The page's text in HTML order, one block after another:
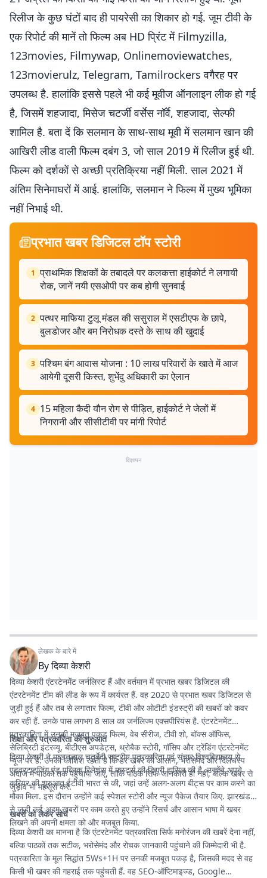
रिलीज के कुछ घंटों बाद ही पायरेसी का शिकार हो गई. जूम टीवी के
एक रिपोर्ट की मानें तो फिल्म अब HD प्रिंट में Filmyzilla,
123movies, Filmywap, Onlinemoviewatches,
123movierulz, Telegram, Tamilrockers वगैरह पर
उपलब्ध है. हालांकि इससे पहले भी कई मूवीज ऑनलाइन लीक हो गई
है, जिसमें शहजादा, मिसेज चटर्जी वर्सेस नॉर्वे, शहजादा, सेल्फी
शामिल है. बता दें कि सलमान के साथ-साथ मूवी में सलमान खान की
आखिरी लीड वाली फिल्म दबंग 3, जो साल 2019 में रिलीज हुई थी.
फिल्म को दर्शकों से अच्छी प्रतिक्रिया नहीं मिली. साल 2021 में
अंतिम सिनेमाघरों में आई. हालांकि, सलमान ने फिल्म में मुख्य भूमिका
नहीं निभाई थी.
प्रभात खबर डिजिटल टॉप स्टोरी
1 प्राथमिक शिक्षकों के तबादले पर कलकत्ता हाईकोर्ट ने लगायी
रोक, जानें नयी एसओपी पर कब होगी सुनवाई
2 पत्थर माफिया टुलू मंडल की ससुराल में एसटीएफ के छापे,
बुलडोजर और बम निरोधक दस्ते के साथ की खुदाई
3 पश्चिम बंग आवास योजना : 10 लाख परिवारों के खाते में आज
आयेगी दूसरी किस्त, शुभेंदु अधिकारी का ऐलान
4 15 महिला कैदी यौन रोग से पीड़ित, हाईकोर्ट ने जेलों में
निगरानी और सीसीटीवी पर मांगी रिपोर्ट
विज्ञापन
लेखक के बारे में
Byदिव्या केशरी
दिव्या केशरी एंटरटेनमेंट जर्नलिस्ट हैं और वर्तमान में प्रभात खबर डिजिटल की
एंटरटेनमेंट टीम की लीड के रूप में कार्यरत हैं. वह 2020 से प्रभात खबर डिजिटल से
जुड़ी हुई हैं और तब से लगातार फिल्म, टीवी और ओटीटी इंडस्ट्री की खबरों को कवर
कर रही हैं. उनके पास लगभग 8 साल का जर्नलिज्म एक्सपीरियंस है. एंटरटेनमेंट
पत्रकारिता में उनकी मजबूत पकड़ फिल्म, वेब सीरीज, टीवी शो, बॉक्स ऑफिस,
सेलिब्रिटी इंटरव्यू, बीटीएस अपडेट्स, थ्रोबैक स्टोरी, गॉसिप और ट्रेंडिंग एंटरटेनमेंट
न्यूज पर है. उनकी कोशिश रहती है कि हर खबर को आसान, भरोसेमंद और दिलचस्प
अंदाज में पाठकों तक पहुंचाया जाए, ताकि पाठक सिर्फ जानकारी ही नहीं, बल्कि खबर से
जुड़ाव भी महसूस करें.
शिक्षा और पत्रकारिता की शुरुआत
दिव्या केशरी ने माखनलाल चतुर्वेदी राष्ट्रीय पत्रकारिता एवं संचार विश्वविद्यालय से
एडवरटाइजिंग एंड पब्लिक रिलेशंस में मास्टर्स की डिग्री हासिल की है. उन्होंने अपने
करियर की शुरुआत ईटीवी भारत से की, जहां उन्हें अलग-अलग बीट्स पर काम करने का
मौका मिला. इस दौरान उन्होंने कई स्पेशल स्टोरी और न्यूज पैकेज तैयार किए. झारखंड
से जुड़ी कई अहम खबरों पर काम करते हुए उन्होंने रिसर्च और आसान भाषा में खबर
लिखने की अपनी क्षमता को और मजबूत किया.
खबरों को लेकर सोच
दिव्या केशरी का मानना है कि एंटरटेनमेंट पत्रकारिता सिर्फ मनोरंजन की खबरें देना नहीं,
बल्कि पाठकों तक सटीक, भरोसेमंद और रोचक जानकारी पहुंचाने की जिम्मेदारी भी है.
पत्रकारिता के मूल सिद्धांत 5Ws+1H पर उनकी मजबूत पकड़ है, जिसकी मदद से वह
किसी भी खबर की गहराई तक पहुंचती हैं. वह SEO-ऑप्टिमाइज्ड, Google